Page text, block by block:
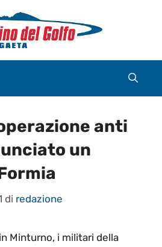
anti
un
di redazione
Minturno, i militari della